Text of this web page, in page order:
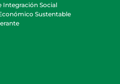
Integración Social
Sustentable